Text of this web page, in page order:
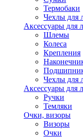
Термобаки
Чехлы для
Аксессуары для
Шлемы
Колеса
Крепления
Чехлы для
Аксессуары для
Ручки
Темляки
Очки, визоры
Визоры
Очки